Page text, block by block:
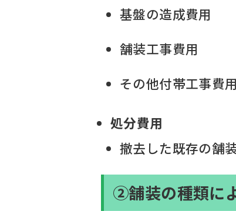
基盤の造成費用
舗装工事費用
その他付帯工事費
処分費用
撤去した既存の舗
②舗装の種類に